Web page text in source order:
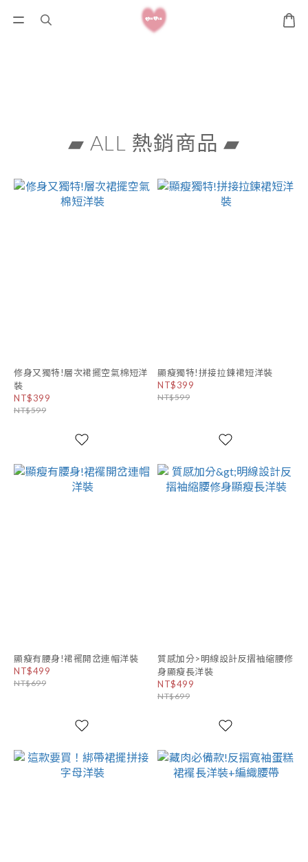
▰ ALL 熱銷商品 ▰
修身又獨特!層次裙擺空氣棉短洋
裝
NT$399
NT$599
顯瘦獨特!拼接拉鍊裙短洋裝
NT$399
NT$599
顯瘦有腰身!裙襬開岔連帽洋裝
NT$499
NT$699
質感加分>明線設計反摺袖縮腰修
身顯瘦長洋裝
NT$499
NT$699